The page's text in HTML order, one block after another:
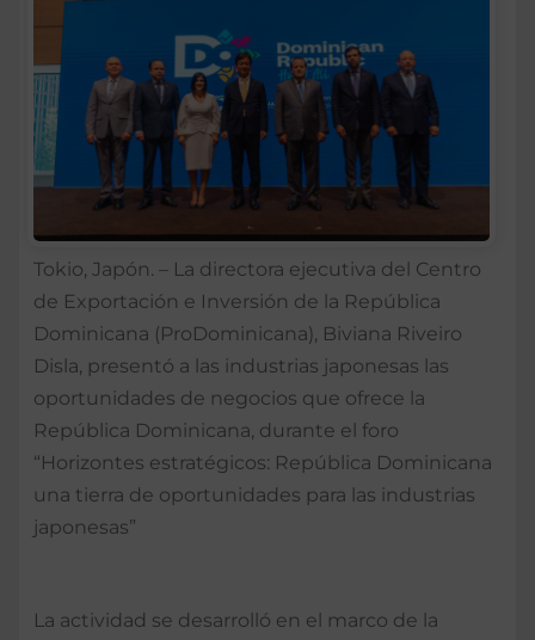
Tokio, Japón. – La directora ejecutiva del Centro
de Exportación e Inversión de la República
Dominicana (ProDominicana), Biviana Riveiro
Disla, presentó a las industrias japonesas las
oportunidades de negocios que ofrece la
República Dominicana, durante el foro
“Horizontes estratégicos: República Dominicana
una tierra de oportunidades para las industrias
japonesas”
La actividad se desarrolló en el marco de la